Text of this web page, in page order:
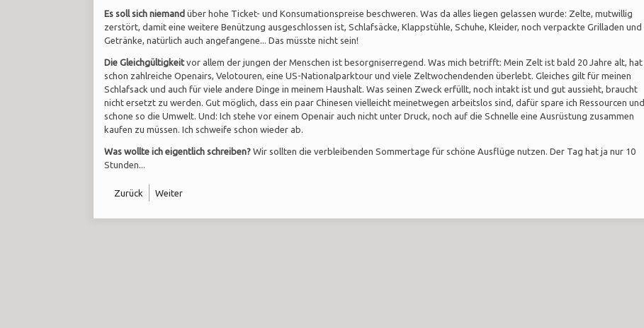
Es soll sich niemand über hohe Ticket- und Konsumationspreise beschweren. Was da alles liegen gelassen wurde: Zelte, mutwillig
zerstört, damit eine weitere Benützung ausgeschlossen ist, Schlafsäcke, Klappstühle, Schuhe, Kleider, noch verpackte Grilladen und
Getränke, natürlich auch angefangene... Das müsste nicht sein!
Die Gleichgültigkeitvor allem der jungen der Menschen ist besorgniserregend. Was mich betrifft: Mein Zelt ist bald 20 Jahre alt, hat
schon zahlreiche Openairs, Velotouren, eine US-Nationalparktour und viele Zeltwochendenden überlebt. Gleiches gilt für meinen
Schlafsack und auch für viele andere Dinge in meinem Haushalt. Was seinen Zweck erfüllt, noch intakt ist und gut aussieht, braucht
nicht ersetzt zu werden. Gut möglich, dass ein paar Chinesen vielleicht meinetwegen arbeitslos sind, dafür spare ich Ressourcen und
schone so die Umwelt. Und: Ich stehe vor einem Openair auch nicht unter Druck, noch auf die Schnelle eine Ausrüstung zusammen
kaufen zu müssen. Ich schweife schon wieder ab.
Was wollte ich eigentlich schreiben? Wir sollten die verbleibenden Sommertage für schöne Ausflüge nutzen. Der Tag hat ja nur 10
Stunden...
Zurück Weiter